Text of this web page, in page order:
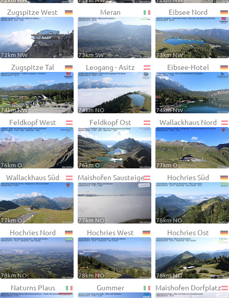
Zugspitze West
72km NW
Meran
73km SW
Eibsee Nord
73km NW
Zugspitze Tal
74km NW
Leogang - Asitz
74km NO
Eibsee-Hotel
74km NW
Feldkopf West
76km O
Feldkopf Ost
76km O
Wallackhaus Nord
77km O
Wallackhaus Süd
77km O
Maishofen Sausteige
77km NO
Hochries Süd
78km NO
Hochries Nord
78km NO
Hochries West
78km NO
Hochries Ost
78km NO
Naturns Plaus Gummer Maishofen Dorfplatz